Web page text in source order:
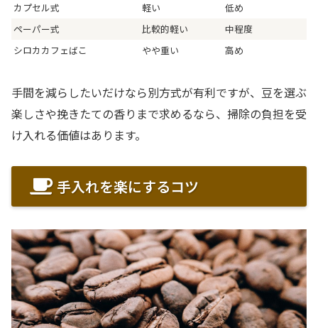
カプセル式
軽い
低め
ペーパー式
比較的軽い
中程度
シロカカフェばこ
やや重い 高め
手間を減らしたいだけなら別方式が有利ですが、豆を選ぶ
楽しさや挽きたての香りまで求めるなら、掃除の負担を受
け入れる価値はあります。
手入れを楽にするコツ